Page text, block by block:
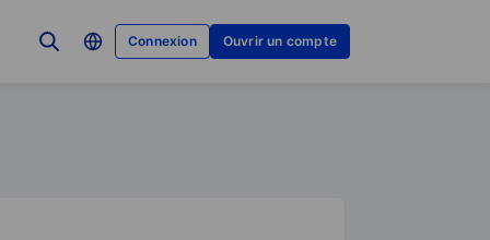
Connexion Ouvrir un compte